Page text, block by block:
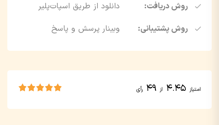
روش دریافت:
دانلود از طریق اسپات‌پلیر
روش پشتیبانی:
وبینار پرسش و پاسخ
امتیاز 4.45 از 49 رأی